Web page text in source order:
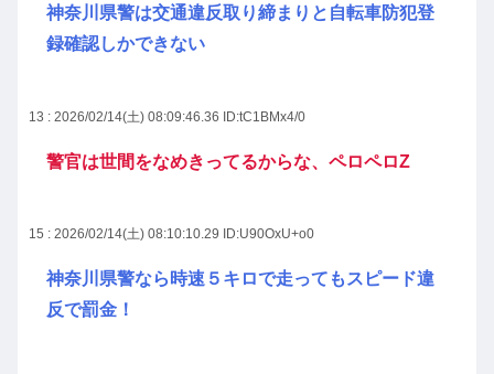
神奈川県警は交通違反取り締まりと自転車防犯登
録確認しかできない
13 : 2026/02/14(土) 08:09:46.36 ID:tC1BMx4/0
警官は世間をなめきってるからな、ペロペロZ
15 : 2026/02/14(土) 08:10:10.29 ID:U90OxU+o0
神奈川県警なら時速５キロで走ってもスピード違
反で罰金！